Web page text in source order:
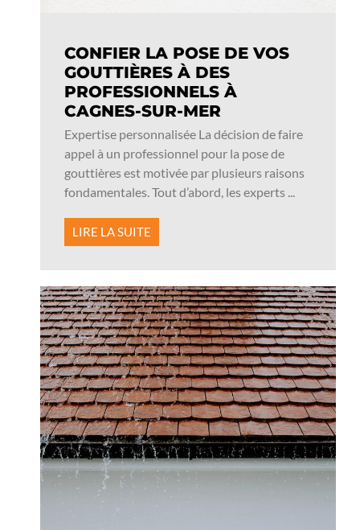
CONFIER LA POSE DE VOS
GOUTTIÈRES À DES
PROFESSIONNELS À
CAGNES-SUR-MER
Expertise personnalisée La décision de faire
appel à un professionnel pour la pose de
gouttières est motivée par plusieurs raisons
fondamentales. Tout d’abord, les experts ...
LIRE LA SUITE